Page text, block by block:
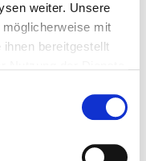
weiter. Unsere
mit
bereitgestellt
unserer
nehmen:
auch alle Kellerräume,